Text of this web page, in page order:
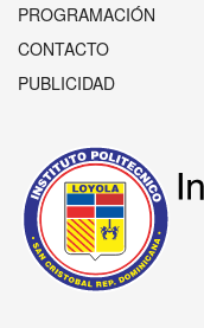
PROGRAMACIÓN
CONTACTO
PUBLICIDAD